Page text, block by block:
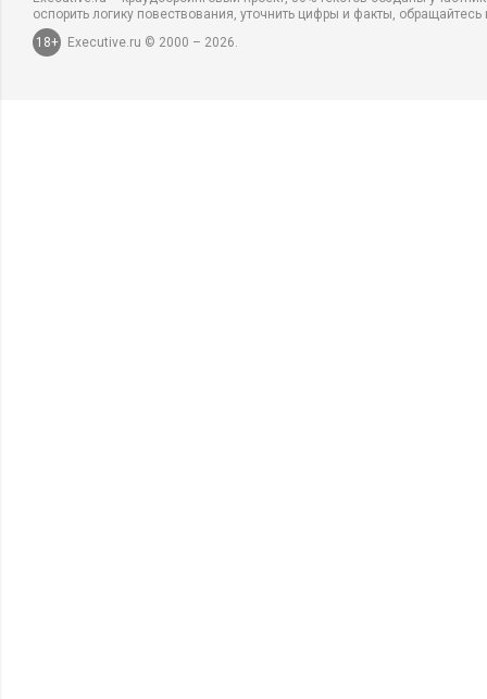
оспорить логику повествования, уточнить цифры и факты,
18+
Executive.ru © 2000 – 2026.